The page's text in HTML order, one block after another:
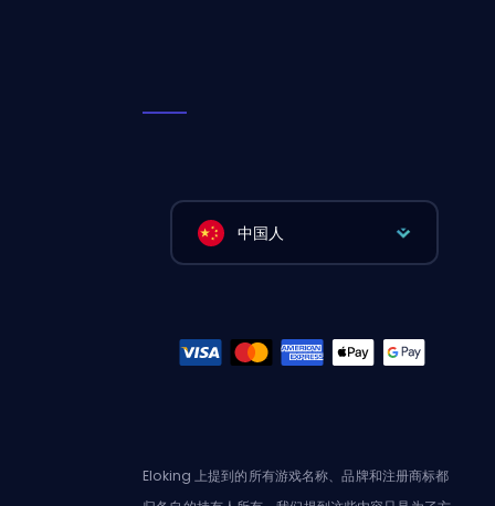
中国人
Eloking 上提到的所有游戏名称、品牌和注册商标都